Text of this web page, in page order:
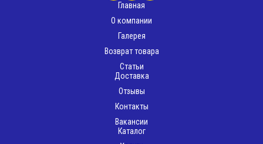
Главная
О компании
Галерея
Возврат товара
Статьи
Доставка
Отзывы
Контакты
Вакансии
Каталог